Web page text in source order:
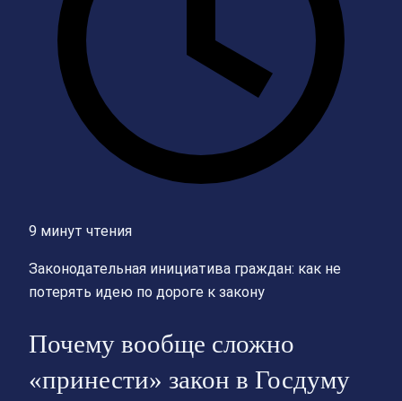
9 минут чтения
Законодательная инициатива граждан: как не
потерять идею по дороге к закону
Почему вообще сложно
«принести» закон в Госдуму